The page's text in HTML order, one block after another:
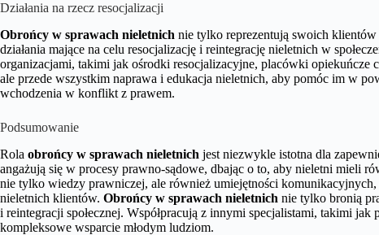
Działania na rzecz resocjalizacji
Obrońcy w sprawach nieletnich nie tylko reprezentują swoich
działania mające na celu resocjalizację i reintegrację nieletnich w
organizacjami, takimi jak ośrodki resocjalizacyjne, placówki opiekuńcze
ale przede wszystkim naprawa i edukacja nieletnich, aby pomóc im w
wchodzenia w konflikt z prawem.
Podsumowanie
Rola obrońcy w sprawach nieletnich jest niezwykle istotna dla
angażują się w procesy prawno-sądowe, dbając o to, aby nieletni mieli
nie tylko wiedzy prawniczej, ale również umiejętności
nieletnich klientów. Obrońcy w sprawach nieletnich nie tylko bronią
i reintegracji społecznej. Współpracują z innymi specjalistami, takimi
kompleksowe wsparcie młodym ludziom.